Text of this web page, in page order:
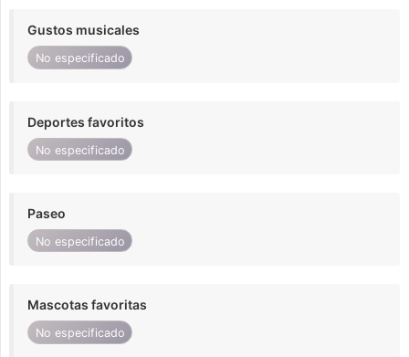
Gustos musicales
No especificado
Deportes favoritos
No especificado
Paseo
No especificado
Mascotas favoritas
No especificado